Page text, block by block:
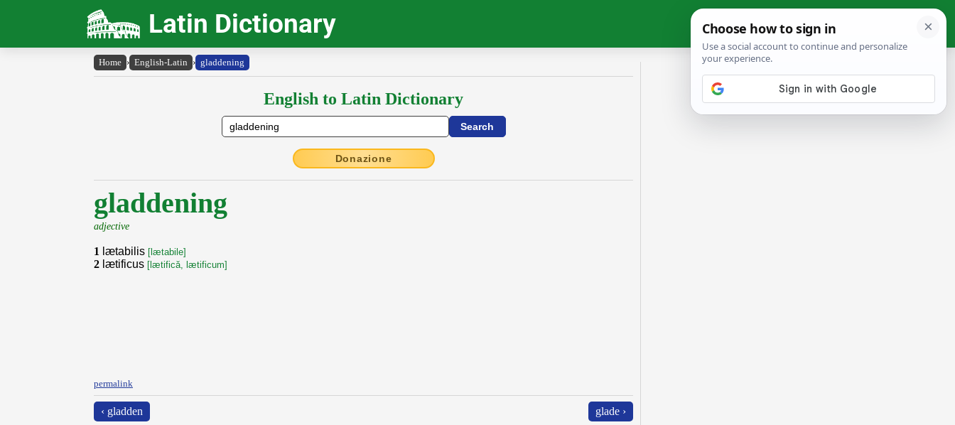
Latin Dictionary
Home › English-Latin › gladdening
English to Latin Dictionary
Donazione
gladdening
adjective
1 lætabilis [lætabile]
2 lætificus [lætifică, lætificum]
permalink
‹ gladden glade ›